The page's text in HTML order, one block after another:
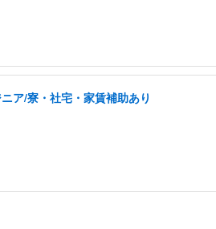
ア/寮・社宅・家賃補助あり